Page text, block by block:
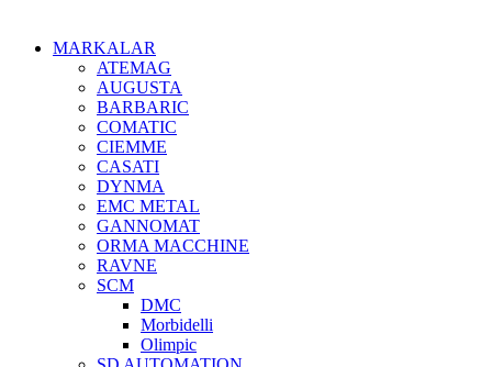
MARKALAR
ATEMAG
AUGUSTA
BARBARIC
COMATIC
CIEMME
CASATI
DYNMA
EMC METAL
GANNOMAT
ORMA MACCHINE
RAVNE
SCM
DMC
Morbidelli
Olimpic